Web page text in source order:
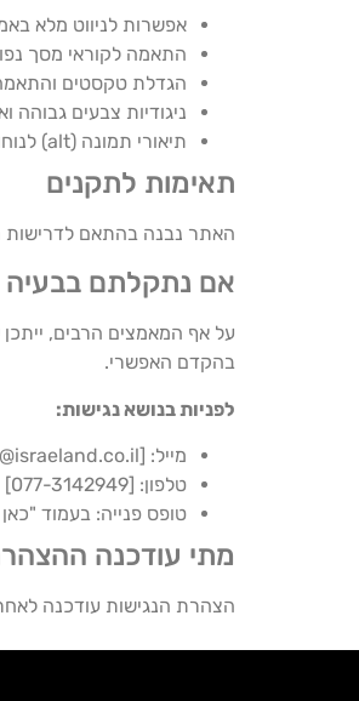
אפשרות לניווט מלא
התאמה לקוראי מסך
הגדלת טקסטים
ניגודיות צבעים
תיאורי תמונה (alt) לנוחות המשתמשים
תאימות לתקנים
האתר נבנה בהתאם לדרישות
אם נתקלתם בבעיה
על אף המאמצים הרבים,
בהקדם האפשרי.
לפניות בנושא נגישות:
מייל: [
טלפון: [077-3142949]
טופס פנייה: בעמוד
מתי עודכנה
הצהרת הנגישות עודכנה